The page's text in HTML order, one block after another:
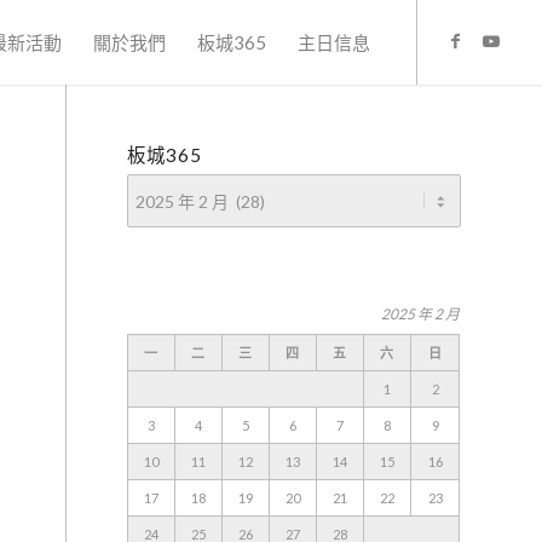
新活動 關於我們 板城365 主日信息
板城365
2025 年 2 月
一 二 三 四 五 六 日
1 2
3 4 5 6 7 8 9
10 11 12 13 14 15 16
17 18 19 20 21 22 23
24 25 26 27 28